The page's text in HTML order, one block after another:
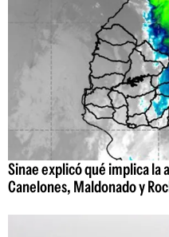
Sinae explicó qué implica la
Canelones, Maldonado y